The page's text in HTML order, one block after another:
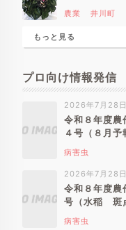
農業 井川町
もっと見る
プロ向け情報発信
2026年7月28日
令和８年度農
４号（８月予
病害虫
2026年7月28日
令和８年度農
号（水稲 斑
病害虫